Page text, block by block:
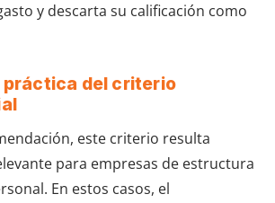
y descarta su calificación como
práctica del criterio
este criterio resulta
para empresas de estructura
En estos casos, el